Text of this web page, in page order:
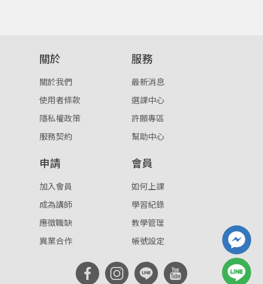
或
按下註冊即代表你同意我們的使用者條款
關於
關於我們
使用者條款
隱私權政策
服務契約
服務
最新消息
選課中心
許願專區
幫助中心
申請
加入會員
成為講師
應徵職缺
異業合作
會員
如何上課
學習紀錄
教學管理
帳號設定